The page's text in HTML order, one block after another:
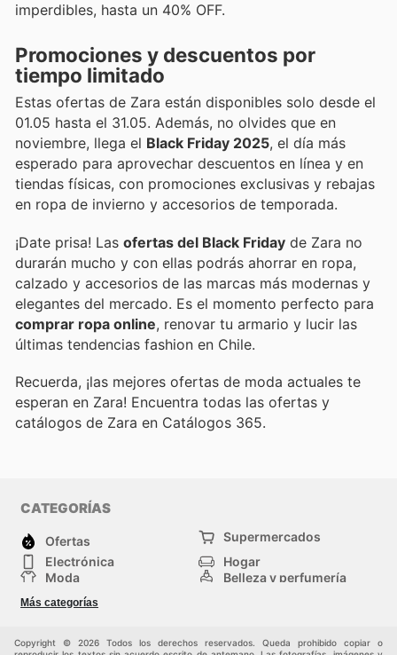
imperdibles, hasta un 40% OFF.
Promociones y descuentos por
tiempo limitado
Estas ofertas de Zara están disponibles solo desde el
01.05 hasta el 31.05. Además, no olvides que en
noviembre, llega el Black Friday 2025, el día más
esperado para aprovechar descuentos en línea y en
tiendas físicas, con promociones exclusivas y rebajas
en ropa de invierno y accesorios de temporada.
¡Date prisa! Las ofertas del Black Friday de Zara no
durarán mucho y con ellas podrás ahorrar en ropa,
calzado y accesorios de las marcas más modernas y
elegantes del mercado. Es el momento perfecto para
comprar ropa online, renovar tu armario y lucir las
últimas tendencias fashion en Chile.
Recuerda, ¡las mejores ofertas de moda actuales te
esperan en Zara! Encuentra todas las ofertas y
catálogos de Zara en Catálogos 365.
CATEGORÍAS
Ofertas
Supermercados
Electrónica
Hogar
Moda
Belleza y perfumería
Deporte
Más categorías
Copyright © 2026 Todos los derechos reservados. Queda prohibido copiar o